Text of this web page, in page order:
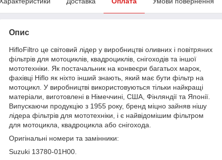
Опис
HifloFiltro це світовий лідер у виробництві оливних і повітряних
фільтрів для мотоциклів, квадроциклів, снігоходів та іншої
мототехніки. Як постачальник на конвеєри багатьох марок,
фахівці Hiflo як ніхто інший знають, який має бути фільтр на
мотоцикл. У виробництві використовуються тільки найкращі
матеріали, виготовлені в Німеччині, США, Фінляндії та Японії.
Випускаючи продукцію з 1955 року, бренд міцно зайняв нішу
лідера фільтрів для мототехніки, і є найвідомішим фільтром
для мотоцикла, квадроцикла або снігохода.
Оригінальні номери та замінники:
Suzuki 13780-01H00